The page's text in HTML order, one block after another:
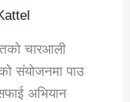
चारआली
संयोजनमा पाउ
अभियान